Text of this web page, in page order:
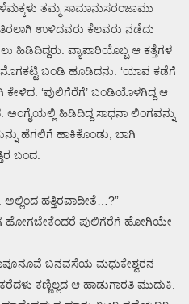
ತಮ್ಮ ಸಾಮಾನುಸರಂಜಾಮು
ಉಳಿದವರು ಕೆಲವರು ನಡೆದು
ವ್ಯಾಪಾರಿಯೊಬ್ಬ ಆ ಕತ್ತೆಗಳ
ಬಂಡಿ ಹೂಡಿದನು. ‘ಯಾವ ಕಡೆಗೆ
‘ಪುಲಿಗೆರೆಗೆ’ ಬಂಡಿಯೊಳಗಿದ್ದ ಆ
ಹಿಡಿದಿದ್ದ ಸಾಧನಾ ಲಿಂಗವನ್ನು
ಹೆಗಲಿಗೆ ಹಾಕಿಕೊಂಡು, ಬಾಗಿ
ಬಂದ.
ಹತ್ತಿರವಾದೀತೆ…?”
ಹೋಗಬೇಕೆಂದರೆ ಪುಲಿಗೆರೆಗೆ ಹೋಗಿಯೇ
ಬನವಸೆಯ ಮಧುಕೇಶ್ವರನ
ಕಣ್ಣಿಲ್ಲದ ಆ ಹಾಡುಗಾರತಿ ಮುದುಕಿ.